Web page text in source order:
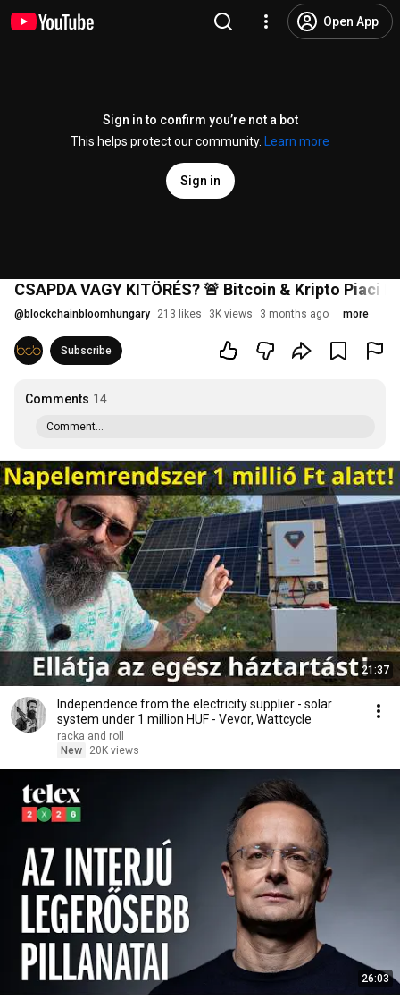
Open App
Sign in to confirm you’re not a bot
This helps protect our community.
Learn more
Sign in
CSAPDA VAGY KITÖRÉS? 🚨 Bitcoin & Kripto Piaci
@ blockchainbloomhungary 213 likes 3K views 3 months ago more
Subscribe
Comments 14
Comment...
21:37
Independence from the electricity supplier - solar
system under 1 million HUF - Vevor, Wattcycle
racka and roll
New
20K views
26:03